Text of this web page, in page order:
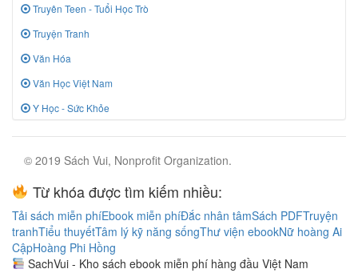
Truyên Teen - Tuổi Học Trò
Truyện Tranh
Văn Hóa
Văn Học Việt Nam
Y Học - Sức Khỏe
© 2019 Sách Vui, Nonprofit Organization.
Từ khóa được tìm kiếm nhiều:
Tải sách miễn phíEbook miễn phíĐắc nhân tâmSách PDFTruyện
tranhTiểu thuyếtTâm lý kỹ năng sốngThư viện ebookNữ hoàng Ai
CậpHoàng Phi Hồng
SachVui - Kho sách ebook miễn phí hàng đầu Việt Nam